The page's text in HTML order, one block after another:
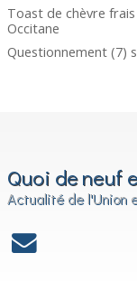
Toast de chèvre
Occitane
Questionnement (7)
Quoi de neuf
Actualité de l'Union